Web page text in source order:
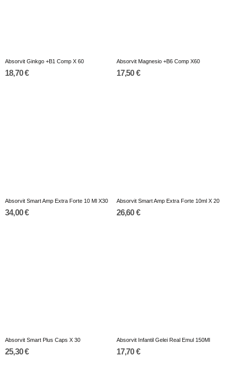
Absorvit Ginkgo +B1 Comp X 60
18,70 €
Absorvit Magnesio +B6 Comp X60
17,50 €
Absorvit Smart Amp Extra Forte 10 Ml X30
34,00 €
Absorvit Smart Amp Extra Forte 10ml X 20
26,60 €
Absorvit Smart Plus Caps X 30
25,30 €
Absorvit Infantil Gelei Real Emul 150Ml
17,70 €